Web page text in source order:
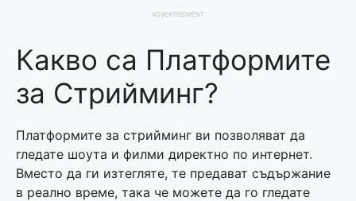
ADVERTISEMENT
Какво са Платформите
за Стрийминг?
Платформите за стрийминг ви позволяват да
гледате шоута и филми директно по интернет.
Вместо да ги изтегляте, те предават съдържание
в реално време, така че можете да го гледате